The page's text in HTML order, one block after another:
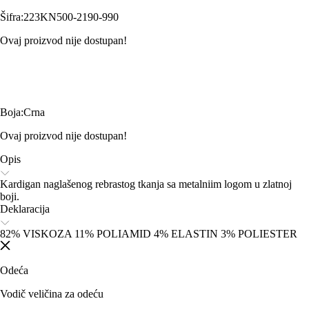
Šifra:223KN500-2190-990
Ovaj proizvod nije dostupan!
Boja:Crna
Ovaj proizvod nije dostupan!
Opis
Kardigan naglašenog rebrastog tkanja sa metalniim logom u zlatnoj
boji.
Deklaracija
82% VISKOZA 11% POLIAMID 4% ELASTIN 3% POLIESTER
Odeća
Vodič veličina za odeću